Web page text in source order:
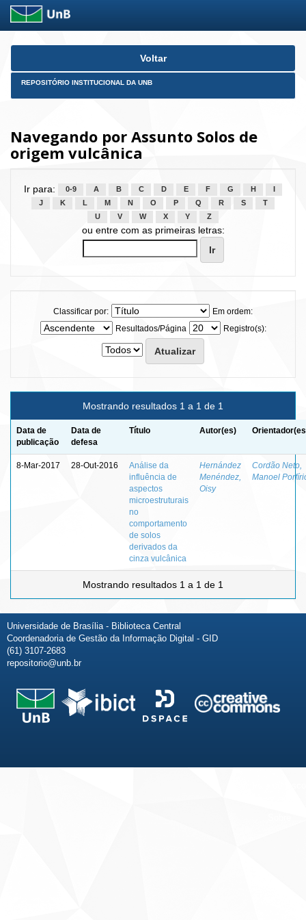
Skip
Voltar
REPOSITÓRIO INSTITUCIONAL DA UNB
Navegando por Assunto Solos de
origem vulcânica
Ir para: 0-9 A B C D E F G H
J
K L M N O P Q R S
T
U
V W X Y Z
ou entre com as primeiras letras:
Classificar por:
Em ordem:
Resultados/Página
Registro(s):
Mostrando resultados 1 a 1 de 1
Data de
publicação
Data de
defesa
Título Autor(es)
8-Mar-2017 28-Out-2016
Análise da
influência de
aspectos
microestruturais
no
comportamento
de solos
derivados da
cinza vulcânica
Hernández
Menéndez,
Oisy
Cordão Neto,
Manoel
Mostrando resultados 1 a 1 de 1
Universidade de Brasília - Biblioteca Central
Coordenadoria de Gestão da Informação Digital - GID
(61) 3107-2683
repositorio@unb.br